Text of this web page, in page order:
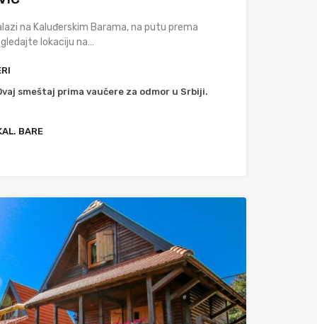
na Kaluđerskim Barama, na putu prema
lokaciju na…
smeštaj prima vaučere za odmor u Srbiji.
BARE